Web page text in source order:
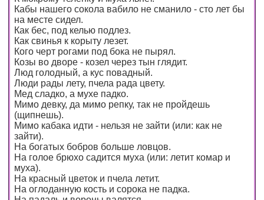
Кабы нашего сокола вабило не сманило - сто лет бы
на месте сидел.
Как бес, под келью подлез.
Как свинья к корыту лезет.
Кого черт рогами под бока не пырял.
Козы во дворе - козел через тын глядит.
Люд голодный, а кус повадный.
Люди рады лету, пчела рада цвету.
Мед сладко, а мухе падко.
Мимо девку, да мимо репку, так не пройдешь
(щипнешь).
Мимо кабака идти - нельзя не зайти (или: как не
зайти).
На богатых бобров больше ловцов.
На голое брюхо садится муха (или: летит комар и
муха).
На красный цветок и пчела летит.
На оглоданную кость и сорока не падка.